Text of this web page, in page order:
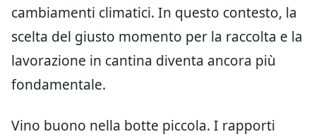
cambiamenti climatici. In questo contesto, la
scelta del giusto momento per la raccolta e la
lavorazione in cantina diventa ancora più
fondamentale.
Vino buono nella botte piccola. I rapporti